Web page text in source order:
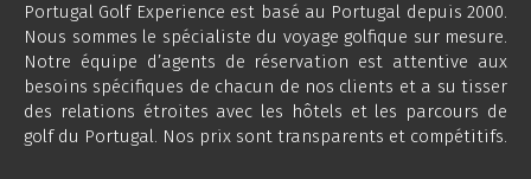
Portugal Golf Experience est basé au Portugal depuis 2000.
Nous sommes le spécialiste du voyage golfique sur mesure.
Notre équipe d’agents de réservation est attentive aux
besoins spécifiques de chacun de nos clients et a su tisser
des relations étroites avec les hôtels et les parcours de
golf du Portugal. Nos prix sont transparents et compétitifs.